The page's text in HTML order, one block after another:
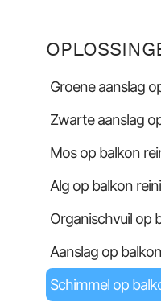
Groene aanslag
Zwarte aanslag
Mos op balkon
Alg op balkon
Organischvuil op
Aanslag op
Schimmel op